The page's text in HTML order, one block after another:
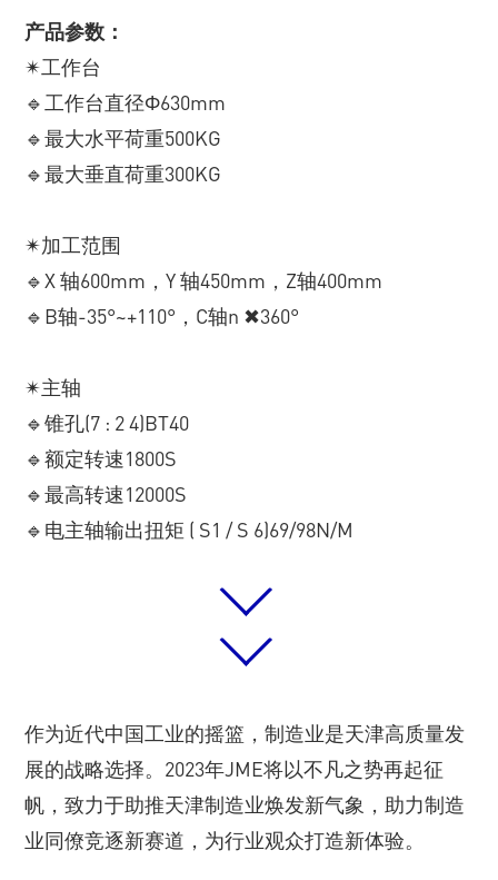
产品参数：
✴工作台
🔹工作台直径Φ630mm
🔹最大水平荷重500KG
🔹最大垂直荷重300KG
✴加工范围
🔹X 轴600mm，Y 轴450mm，Z轴400mm
🔹B轴-35°~+110°，C轴n ✖360°
✴主轴
🔹锥孔(7 : 2 4)BT40
🔹额定转速1800S
🔹最高转速12000S
🔹电主轴输出扭矩 ( S1 / S 6)69/98N/M
作为近代中国工业的摇篮，制造业是天津高质量发
展的战略选择。2023年JME将以不凡之势再起征
帆，致力于助推天津制造业焕发新气象，助力制造
业同僚竞逐新赛道，为行业观众打造新体验。